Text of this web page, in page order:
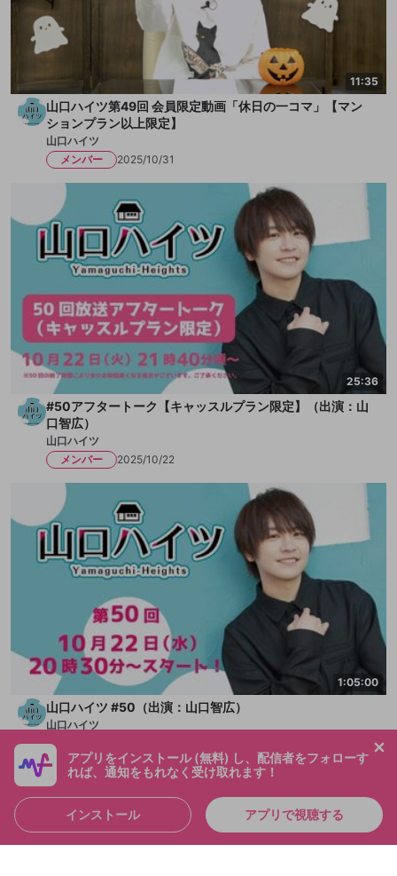
11:35
山口ハイツ第49回 会員限定動画「休日の一コマ」【マン
ションプラン以上限定】
山口ハイツ
メンバー
2025/10/31
25:36
#50アフタートーク【キャッスルプラン限定】（出演：山
口智広）
山口ハイツ
メンバー
2025/10/22
1:05:00
山口ハイツ #50（出演：山口智広）
山口ハイツ
アプリをインストール (無料) し、配信者をフォローす
れば、通知をもれなく受け取れます！
インストール アプリで視聴する